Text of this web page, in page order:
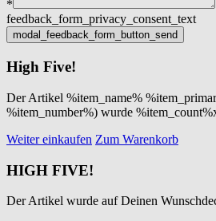
*
feedback_form_privacy_consent_text
High Five!
Der Artikel %item_name%
%item_number%) wurde
Weiter einkaufen Zum Warenkorb
HIGH FIVE!
Der Artikel wurde auf Deinen